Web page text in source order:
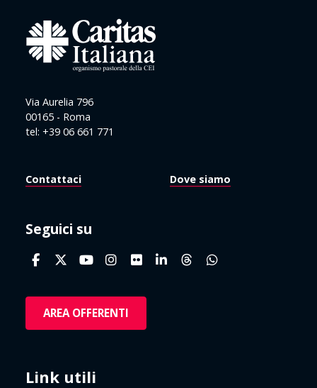
Via Aurelia 796
00165 - Roma
tel: +39 06 661 771
Contattaci Dove siamo
Seguici su
AREA OFFERENTI
Link utili